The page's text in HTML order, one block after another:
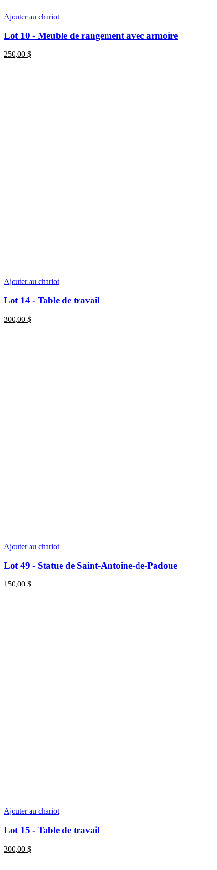
Ajouter au chariot
Lot 10 - Meuble de rangement avec armoire
250,00 $
Ajouter au chariot
Lot 14 - Table de travail
300,00 $
Ajouter au chariot
Lot 49 - Statue de Saint-Antoine-de-Padoue
150,00 $
Ajouter au chariot
Lot 15 - Table de travail
300,00 $